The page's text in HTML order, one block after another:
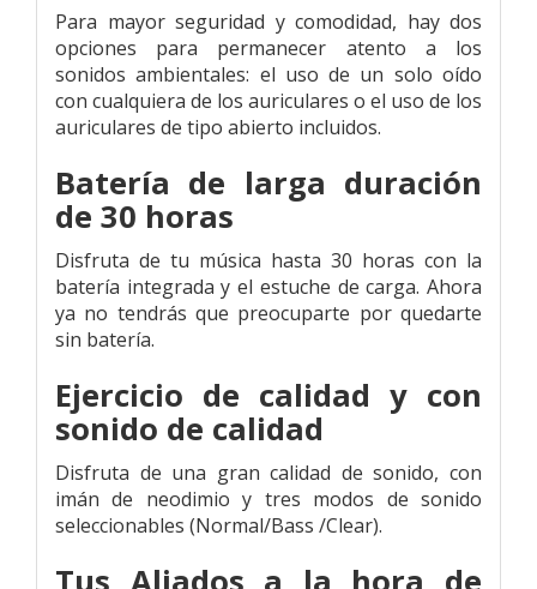
Para mayor seguridad y comodidad, hay dos
opciones para permanecer atento a los
sonidos ambientales: el uso de un solo oído
con cualquiera de los auriculares o el uso de los
auriculares de tipo abierto incluidos.
Batería de larga duración
de 30 horas
Disfruta de tu música hasta 30 horas con la
batería integrada y el estuche de carga. Ahora
ya no tendrás que preocuparte por quedarte
sin batería.
Ejercicio de calidad y con
sonido de calidad
Disfruta de una gran calidad de sonido, con
imán de neodimio y tres modos de sonido
seleccionables (Normal/Bass /Clear).